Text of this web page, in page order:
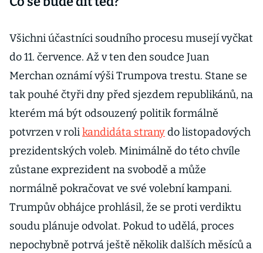
Všichni účastníci soudního procesu musejí vyčkat
do 11. července. Až v ten den soudce Juan
Merchan oznámí výši Trumpova trestu. Stane se
tak pouhé čtyři dny před sjezdem republikánů, na
kterém má být odsouzený politik formálně
potvrzen v rolikandidáta stranydo listopadových
prezidentských voleb. Minimálně do této chvíle
zůstane exprezident na svobodě a může
normálně pokračovat ve své volební kampani.
Trumpův obhájce prohlásil, že se proti verdiktu
soudu plánuje odvolat. Pokud to udělá, proces
nepochybně potrvá ještě několik dalších měsíců a